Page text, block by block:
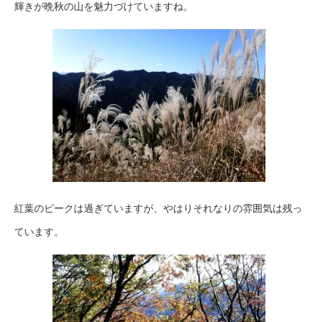
輝きが晩秋の山を魅力づけていますね。
紅葉のピークは過ぎていますが、やはりそれなりの雰囲気は残っ
ています。